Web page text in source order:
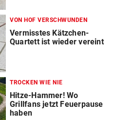
VON HOF VERSCHWUNDEN
Vermisstes Kätzchen-
Quartett ist wieder vereint
TROCKEN WIE NIE
Hitze-Hammer! Wo
Grillfans jetzt Feuerpause
haben